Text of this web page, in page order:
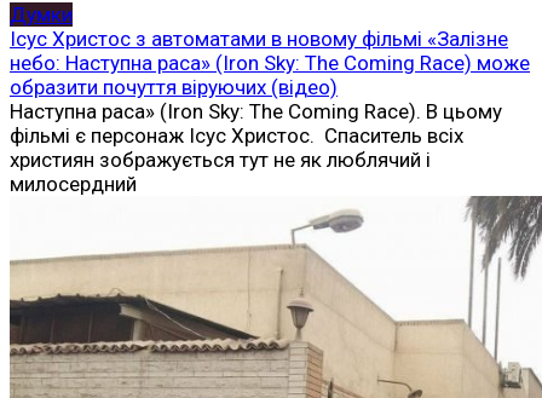
Думки
Ісус Христос з автоматами в новому фільмі «Залізне
небо: Наступна раса» (Iron Sky: The Coming Race) може
образити почуття віруючих (відео)
Наступна раса» (Iron Sky: The Coming Race). В цьому
фільмі є персонаж Ісус Христос. Спаситель всіх
християн зображується тут не як люблячий і
милосердний